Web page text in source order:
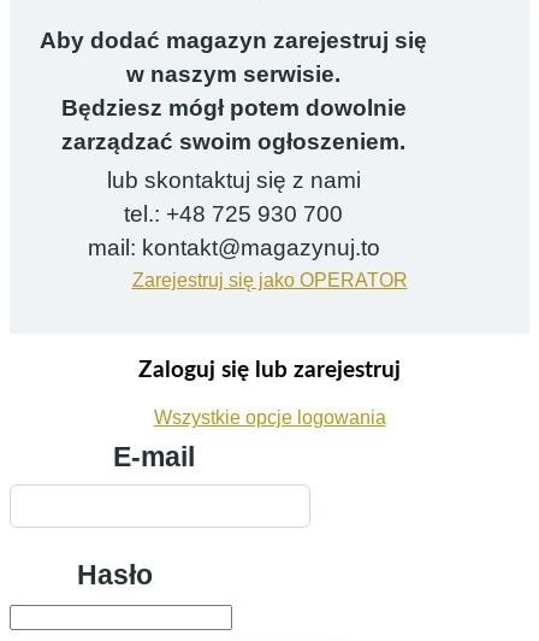
Aby dodać magazyn zarejestruj się
w naszym serwisie.
Będziesz mógł potem dowolnie
zarządzać swoim ogłoszeniem.
lub skontaktuj się z nami
tel.: +48 725 930 700
mail: kontakt@magazynuj.to
Zarejestruj się jako OPERATOR
Zaloguj się lub zarejestruj
Wszystkie opcje logowania
E-mail
Hasło